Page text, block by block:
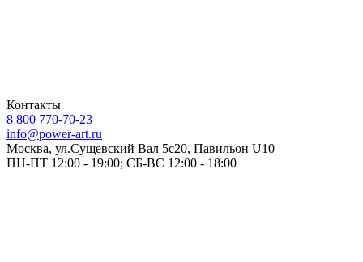
Контакты
8 800 770-70-23
info@power-art.ru
Москва, ул.Сущевский Вал 5с20, Павильон U10
ПН-ПТ 12:00 - 19:00; СБ-ВС 12:00 - 18:00